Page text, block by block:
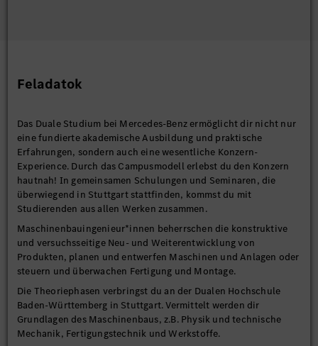
Feladatok
Das Duale Studium bei Mercedes-Benz ermöglicht dir nicht nur
eine fundierte akademische Ausbildung und praktische
Erfahrungen, sondern auch eine wesentliche Konzern-
Experience. Durch das Campusmodell erlebst du den Konzern
hautnah! In gemeinsamen Schulungen und Seminaren, die
überwiegend in Stuttgart stattfinden, kommst du mit
Studierenden aus allen Werken zusammen.
Maschinenbauingenieur*innen beherrschen die konstruktive
und versuchsseitige Neu- und Weiterentwicklung von
Produkten, planen und entwerfen Maschinen und Anlagen oder
steuern und überwachen Fertigung und Montage.
Die Theoriephasen verbringst du an der Dualen Hochschule
Baden-Württemberg in Stuttgart. Vermittelt werden dir
Grundlagen des Maschinenbaus, z.B. Physik und technische
Mechanik, Fertigungstechnik und Werkstoffe.